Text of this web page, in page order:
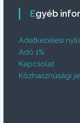
Egyéb
Adatkezelési
Adó 1%
Kapcsolat
Közhasznúsági